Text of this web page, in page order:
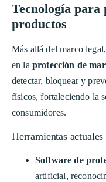
Tecnología para
productos
Más allá del marco
en la protección de
detectar, bloquear y
físicos, fortaleciendo la
consumidores.
Herramientas
Software de
artificial,